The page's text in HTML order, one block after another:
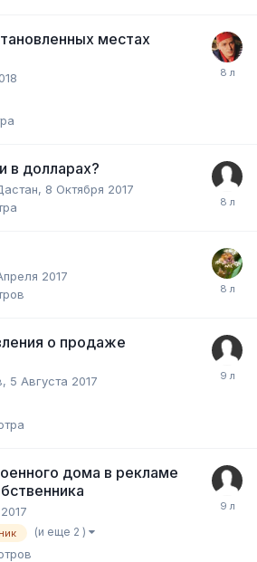
местах
в долларах?
, 8 Октября 2017
2017
о продаже
, 5 Августа 2017
дома в рекламе
(и еще 2 )